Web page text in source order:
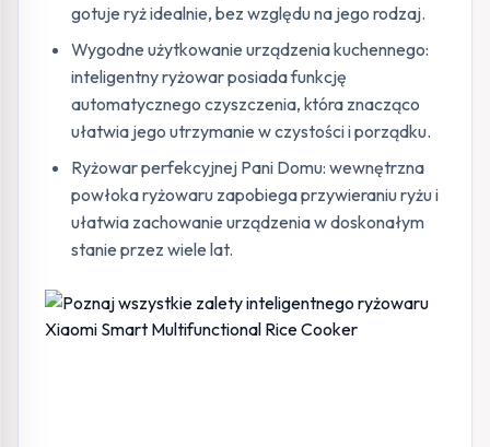
gotuje ryż idealnie, bez względu na jego rodzaj.
Wygodne użytkowanie urządzenia kuchennego:
inteligentny ryżowar posiada funkcję
automatycznego czyszczenia, która znacząco
ułatwia jego utrzymanie w czystości i porządku.
Ryżowar perfekcyjnej Pani Domu: wewnętrzna
powłoka ryżowaru zapobiega przywieraniu ryżu i
ułatwia zachowanie urządzenia w doskonałym
stanie przez wiele lat.